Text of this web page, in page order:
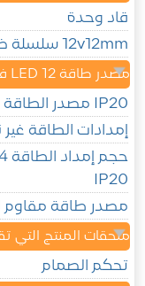
قاد وحدة
12v12mm سلسلة ضوء
مصدر طاقة LED 12 فولت/24 فولت
IP20 مصدر الطاقة
إمدادات الطاقة غير
IP20
مصدر طاقة مقاوم
ملحقات المنتج التي
تحكم الصمام